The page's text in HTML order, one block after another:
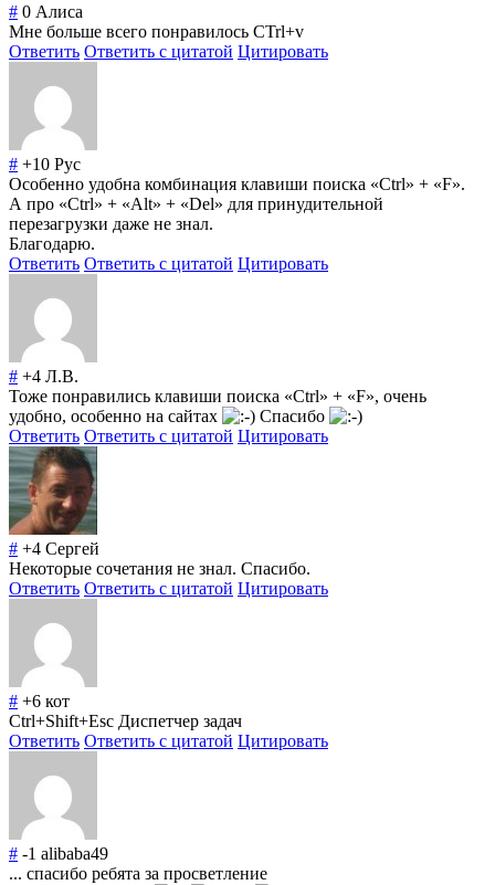
# 0 Алиса
Мне больше всего понравилось CTrl+v
Ответить Ответить с цитатой Цитировать
# +10 Рус
Особенно удобна комбинация клавиши поиска «Ctrl» + «F».
А про «Ctrl» + «Alt» + «Del» для принудительной
перезагрузки даже не знал.
Благодарю.
Ответить Ответить с цитатой Цитировать
# +4 Л.В.
Тоже понравились клавиши поиска «Ctrl» + «F», очень
удобно, особенно на сайтах
Спасибо
Ответить Ответить с цитатой Цитировать
# +4 Сергей
Некоторые сочетания не знал. Спасибо.
Ответить Ответить с цитатой Цитировать
# +6 кот
Ctrl+Shift+Esc Диспетчер задач
Ответить Ответить с цитатой Цитировать
# -1 alibaba49
... спасибо ребята за просветление